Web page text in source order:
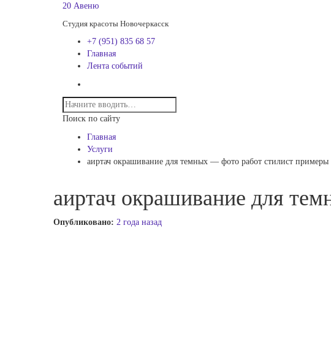
20 Авеню
Студия красоты Новочеркасск
+7 (951) 835 68 57
Главная
Лента событий
Поиск по сайту
Главная
Услуги
аиртач окрашивание для темных — фото работ стилист примеры
аиртач окрашивание для
Опубликовано: 2 года назад